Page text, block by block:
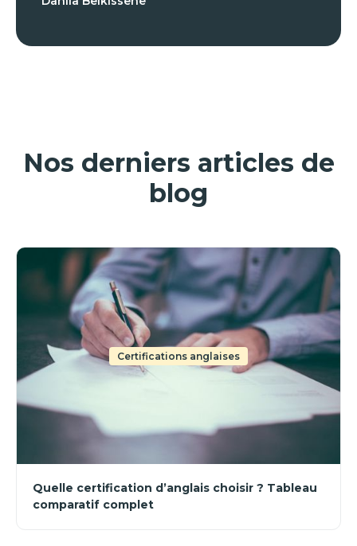
Nos derniers articles de
blog
Certifications anglaises
Quelle certification d’anglais choisir ? Tableau
comparatif complet